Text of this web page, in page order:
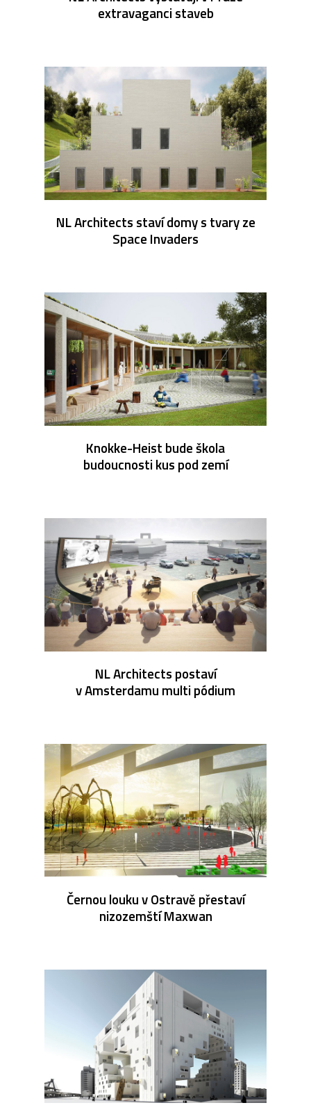
extravaganci staveb
NL Architects staví domy s tvary ze
Space Invaders
Knokke-Heist bude škola
budoucnosti kus pod zemí
NL Architects postaví
v Amsterdamu multi pódium
Černou louku v Ostravě přestaví
nizozemští Maxwan